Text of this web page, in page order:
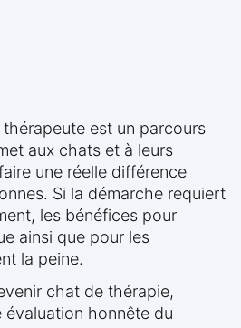
est un parcours
aux chats et à leurs
une réelle différence
Si la démarche requiert
les bénéfices pour
ainsi que pour les
la peine.
chat de thérapie,
évaluation honnête du